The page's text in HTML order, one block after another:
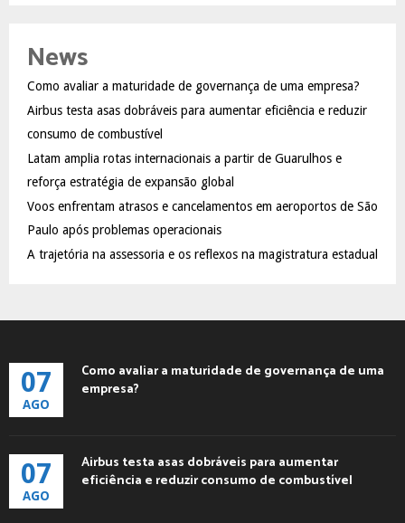
h
o
r
:
R
News
Como avaliar a maturidade de governança de uma empresa?
Airbus testa asas dobráveis para aumentar eficiência e reduzir
consumo de combustível
Latam amplia rotas internacionais a partir de Guarulhos e
reforça estratégia de expansão global
Voos enfrentam atrasos e cancelamentos em aeroportos de São
Paulo após problemas operacionais
A trajetória na assessoria e os reflexos na magistratura estadual
07
AGO
Como avaliar a maturidade de governança de uma
empresa?
07
AGO
Airbus testa asas dobráveis para aumentar
eficiência e reduzir consumo de combustível